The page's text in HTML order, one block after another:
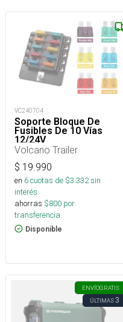
VC240704
Soporte Bloque De
Fusibles De 10 Vías
12/24V
Volcano Trailer
$ 19.990
en 6cuotas de $3.332sin
interés
ahorras $800 por
transferencia.
Disponible
ENVÍOGRATIS
ÚLTIMAS3